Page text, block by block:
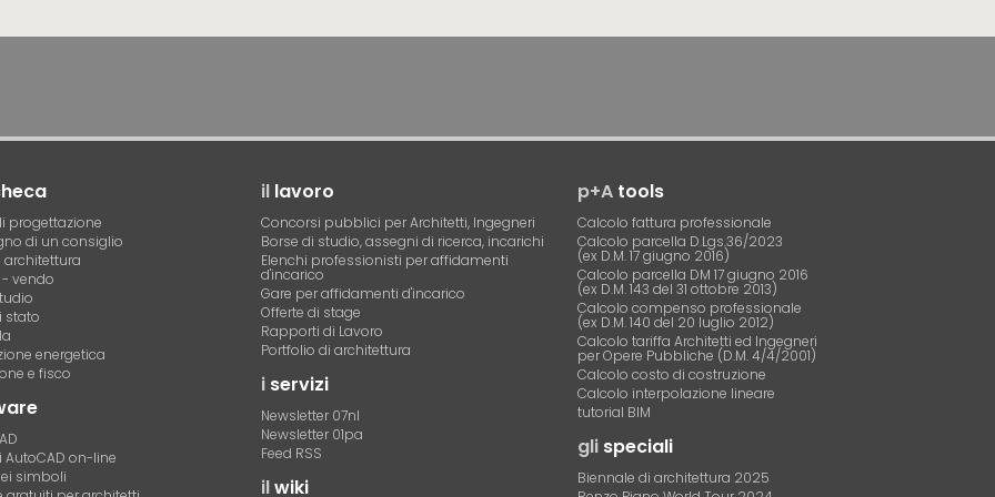
progettazione
di un consiglio
architettura
vendo
stato
energetica
e fisco
AutoCAD on-line
simboli
il lavoro
Concorsi pubblici per Architetti, Ingegneri
Borse di studio, assegni di ricerca, incarichi
Elenchi professionisti per affidamenti
d'incarico
Gare per affidamenti d'incarico
Offerte di stage
Rapporti di Lavoro
Portfolio di architettura
i servizi
Newsletter 07nl
Newsletter 01pa
Feed RSS
ilwiki
p+A tools
Calcolo fattura professionale
Calcolo parcella D.Lgs.36/2023
(ex D.M. 17 giugno 2016)
Calcolo parcella DM 17 giugno 2016
(ex D.M. 143 del 31 ottobre 2013)
Calcolo compenso professionale
(ex D.M. 140 del 20 luglio 2012)
Calcolo tariffa Architetti ed Ingegneri
per Opere Pubbliche (D.M. 4/4/2001)
Calcolo costo di costruzione
Calcolo interpolazione lineare
tutorial BIM
gli speciali
Biennale di architettura 2025